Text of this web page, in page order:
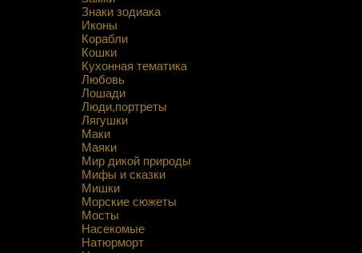
Знаки зодиака
Иконы
Корабли
Кошки
Кухонная тематика
Любовь
Лошади
Люди,портреты
Лягушки
Маки
Маяки
Мир дикой природы
Мифы и сказки
Мишки
Морские сюжеты
Мосты
Насекомые
Натюрморт